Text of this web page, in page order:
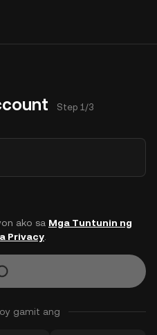
Step 1/3
ako sa Mga Tuntunin ng
Privacy.
gamit ang